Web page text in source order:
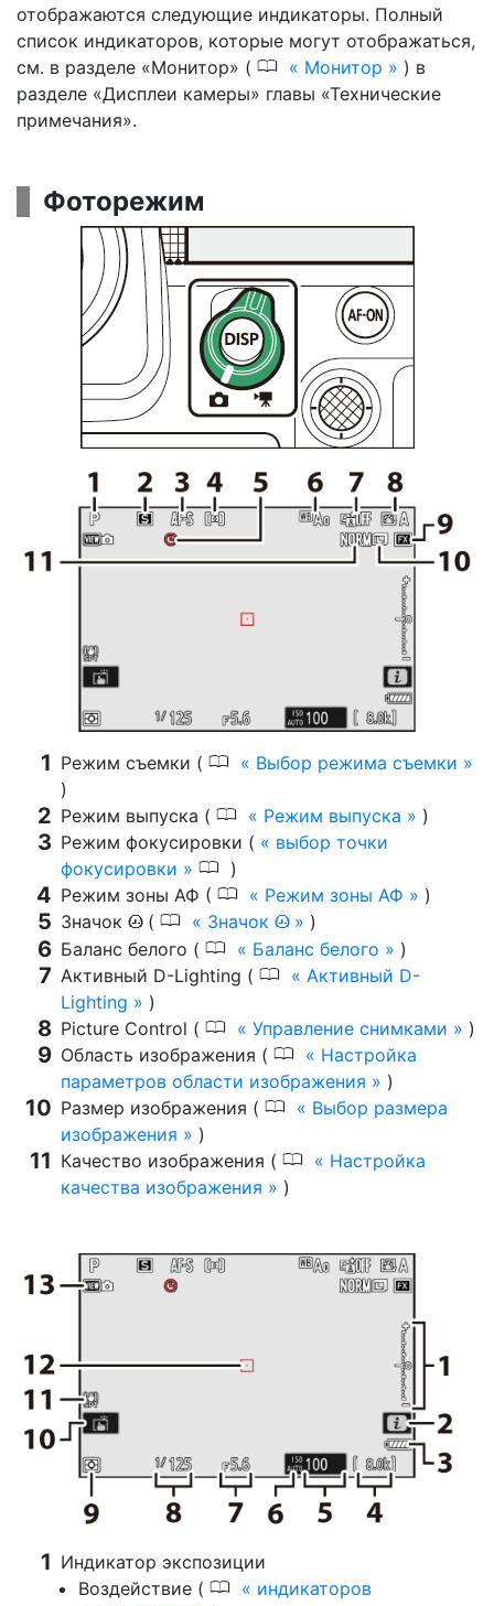
отображаются следующие индикаторы. Полный
список индикаторов, которые могут отображаться,
см. в разделе «Монитор» ( 0 Монитор
) в
разделе «Дисплеи камеры» главы «Технические
примечания».
Фоторежим
Режим съемки ( 0
Выбор режима съемки
)
Режим выпуска ( 0 Режим выпуска
)
Режим фокусировки (
выбор точки
фокусировки
0 )
Режим зоны АФ ( 0 Режим зоны АФ
)
Значок t ( 0 Значок t
)
Баланс белого ( 0 Баланс белого
)
Активный D-Lighting ( 0
Активный D-
Lighting
)
Picture Control ( 0 Управление снимками
)
Область изображения ( 0
Настройка
параметров области изображения
)
Размер изображения ( 0
Выбор размера
изображения
)
Качество изображения ( 0
Настройка
качества изображения
)
Индикатор экспозиции
Воздействие ( 0
индикаторов